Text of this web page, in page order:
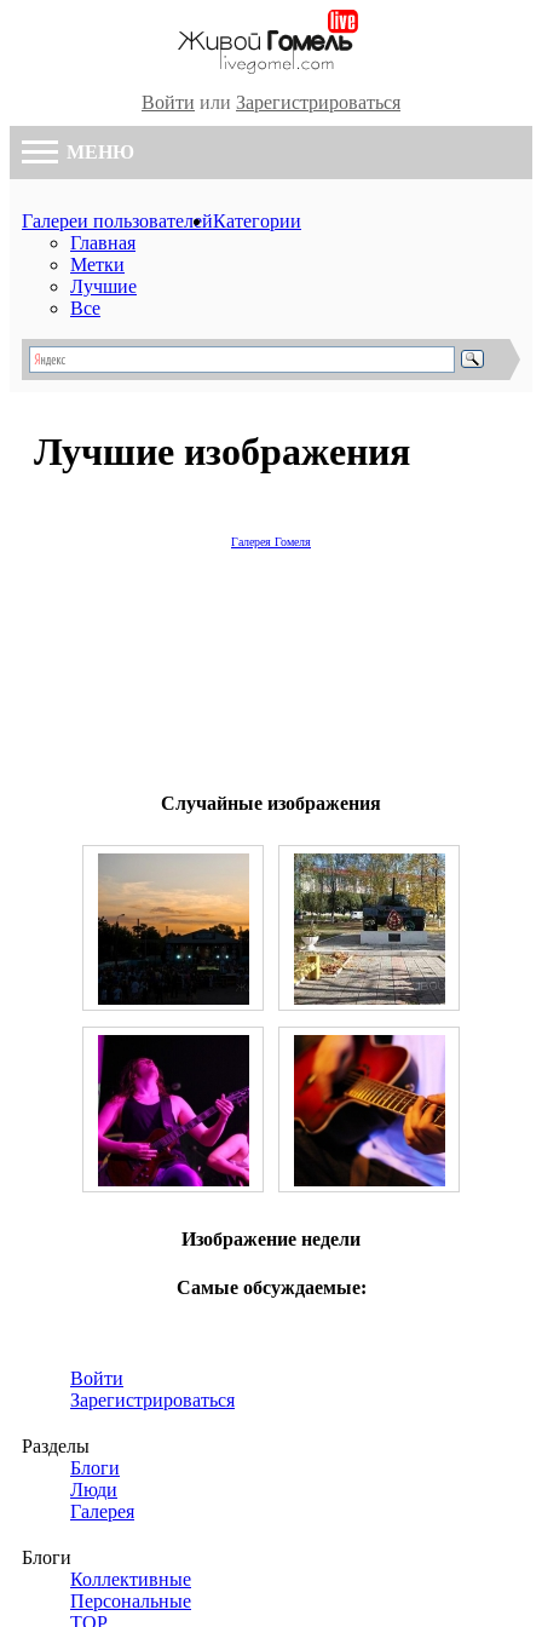
Войти или Зарегистрироваться
МЕНЮ
Галереи пользователей
Главная
Метки
Лучшие
Все
Категории
Лучшие изображения
Галерея Гомеля
Случайные изображения
Изображение недели
Самые обсуждаемые:
Войти
Зарегистрироваться
Разделы
Блоги
Люди
Галерея
Блоги
Коллективные
Персональные
TOP